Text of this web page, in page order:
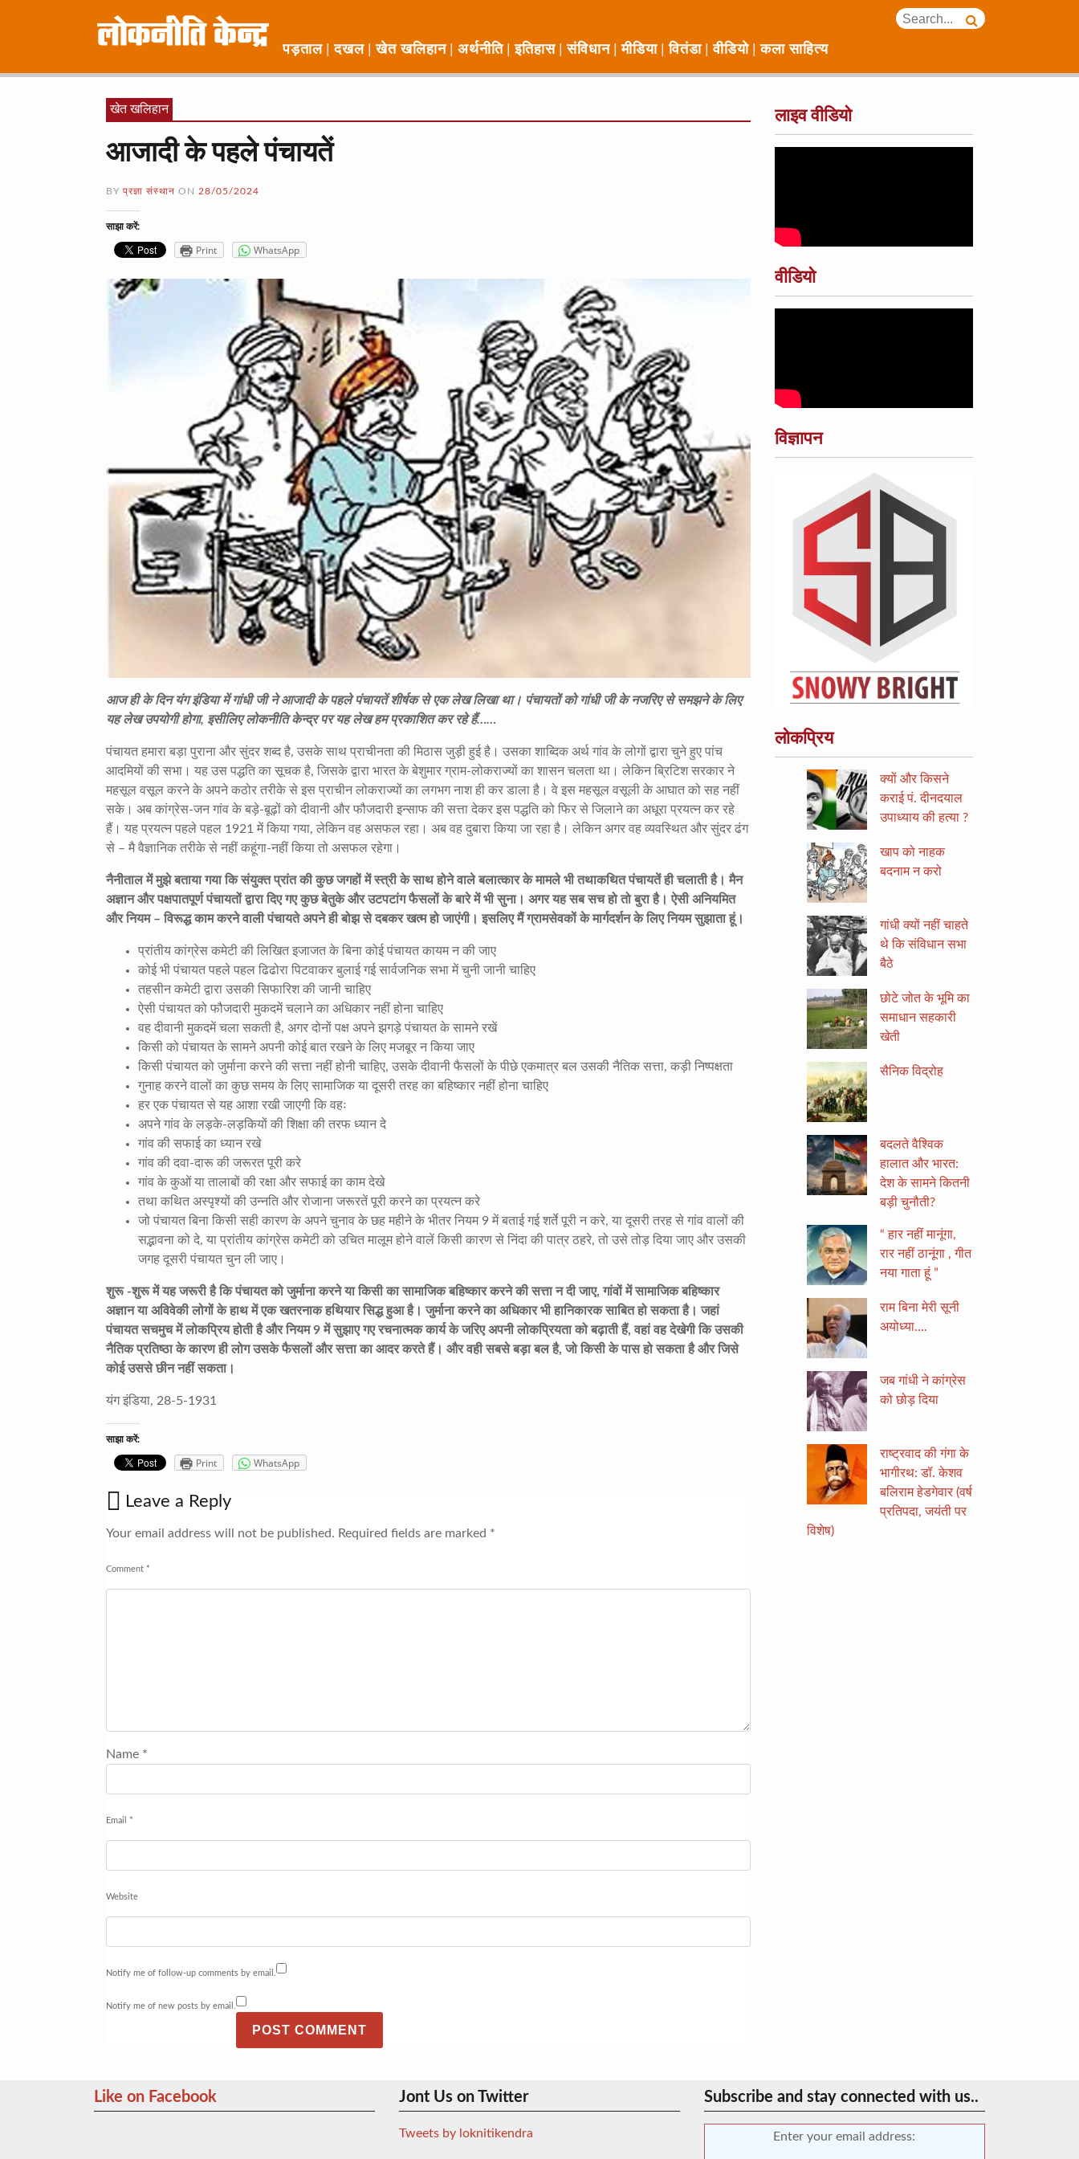
पड़ताल दखल खेत खलिहान अर्थनीति इतिहास संविधान मीडिया वितंडा वीडियो कला साहित्य
खेत खलिहान
आजादी के पहले पंचायतें
BY प्रज्ञा संस्थान ON 28/05/2024
साझा करें:
Print WhatsApp
आज ही के दिन यंग इंडिया में गांधी जी ने आजादी के पहले पंचायतें शीर्षक से एक लेख लिखा था। पंचायतों को गांधी जी के नजरिए से समझने के लिए
यह लेख उपयोगी होगा, इसीलिए लोकनीति केन्द्र पर यह लेख हम प्रकाशित कर रहे हैं……
पंचायत हमारा बड़ा पुराना और सुंदर शब्द है, उसके साथ प्राचीनता की मिठास जुड़ी हुई है। उसका शाब्दिक अर्थ गांव के लोगों द्वारा चुने हुए पांच
आदमियों की सभा। यह उस पद्धति का सूचक है, जिसके द्वारा भारत के बेशुमार ग्राम-लोकराज्यों का शासन चलता था। लेकिन ब्रिटिश सरकार ने
महसूल वसूल करने के अपने कठोर तरीके से इस प्राचीन लोकराज्यों का लगभग नाश ही कर डाला है। वे इस महसूल वसूली के आघात को सह नहीं
सके। अब कांग्रेस-जन गांव के बड़े-बूढ़ों को दीवानी और फौजदारी इन्साफ की सत्ता देकर इस पद्धति को फिर से जिलाने का अधूरा प्रयत्न कर रहे
हैं। यह प्रयत्न पहले पहल 1921 में किया गया, लेकिन वह असफल रहा। अब वह दुबारा किया जा रहा है। लेकिन अगर वह व्यवस्थित और सुंदर ढंग
से – मै वैज्ञानिक तरीके से नहीं कहूंगा-नहीं किया तो असफल रहेगा।
नैनीताल में मुझे बताया गया कि संयुक्त प्रांत की कुछ जगहों में स्त्री के साथ होने वाले बलात्कार के मामले भी तथाकथित पंचायतें ही चलाती है। मैन
अज्ञान और पक्षपातपूर्ण पंचायतों द्वारा दिए गए कुछ बेतुके और उटपटांग फैसलों के बारे में भी सुना। अगर यह सब सच हो तो बुरा है। ऐसी अनियमित
और नियम – विरूद्ध काम करने वाली पंचायते अपने ही बोझ से दबकर खत्म हो जाएंगी। इसलिए मैं ग्रामसेवकों के मार्गदर्शन के लिए नियम सुझाता हूं।
प्रांतीय कांग्रेस कमेटी की लिखित इजाजत के बिना कोई पंचायत कायम न की जाए
कोई भी पंचायत पहले पहल ढिढोरा पिटवाकर बुलाई गई सार्वजनिक सभा में चुनी जानी चाहिए
तहसीन कमेटी द्वारा उसकी सिफारिश की जानी चाहिए
ऐसी पंचायत को फौजदारी मुकदमें चलाने का अधिकार नहीं होना चाहिए
वह दीवानी मुकदमें चला सकती है, अगर दोनों पक्ष अपने झगड़े पंचायत के सामने रखें
किसी को पंचायत के सामने अपनी कोई बात रखने के लिए मजबूर न किया जाए
किसी पंचायत को जुर्माना करने की सत्ता नहीं होनी चाहिए, उसके दीवानी फैसलों के पीछे एकमात्र बल उसकी नैतिक सत्ता, कड़ी निष्पक्षता
गुनाह करने वालों का कुछ समय के लिए सामाजिक या दूसरी तरह का बहिष्कार नहीं होना चाहिए
हर एक पंचायत से यह आशा रखी जाएगी कि वहः
अपने गांव के लड़के-लड़कियों की शिक्षा की तरफ ध्यान दे
गांव की सफाई का ध्यान रखे
गांव की दवा-दारू की जरूरत पूरी करे
गांव के कुओं या तालाबों की रक्षा और सफाई का काम देखे
तथा कथित अस्पृश्यों की उन्नति और रोजाना जरूरतें पूरी करने का प्रयत्न करे
जो पंचायत बिना किसी सही कारण के अपने चुनाव के छह महीने के भीतर नियम 9 में बताई गई शर्ते पूरी न करे, या दूसरी तरह से गांव वालों की
सद्भावना को दे, या प्रांतीय कांग्रेस कमेटी को उचित मालूम होने वालें किसी कारण से निंदा की पात्र ठहरे, तो उसे तोड़ दिया जाए और उसकी
जगह दूसरी पंचायत चुन ली जाए।
शुरू -शुरू में यह जरूरी है कि पंचायत को जुर्माना करने या किसी का सामाजिक बहिष्कार करने की सत्ता न दी जाए, गांवों में सामाजिक बहिष्कार
अज्ञान या अविवेकी लोगों के हाथ में एक खतरनाक हथियार सिद्ध हुआ है। जुर्माना करने का अधिकार भी हानिकारक साबित हो सकता है। जहां
पंचायत सचमुच में लोकप्रिय होती है और नियम 9 में सुझाए गए रचनात्मक कार्य के जरिए अपनी लोकप्रियता को बढ़ाती हैं, वहां वह देखेगी कि उसकी
नैतिक प्रतिष्ठा के कारण ही लोग उसके फैसलों और सत्ता का आदर करते हैं। और वही सबसे बड़ा बल है, जो किसी के पास हो सकता है और जिसे
कोई उससे छीन नहीं सकता।
यंग इंडिया, 28-5-1931
साझा करें:
Print WhatsApp
Leave a Reply
Your email address will not be published. Required fields are marked *
Comment *
Name *
Email *
Website
Notify me of follow-up comments by email.
Notify me of new posts by email.
लाइव वीडियो
वीडियो
विज्ञापन
लोकप्रिय
क्यों और किसने
कराई पं. दीनदयाल
उपाध्याय की हत्या ?
खाप को नाहक
बदनाम न करो
गांधी क्यों नहीं चाहते
थे कि संविधान सभा
बैठे
छोटे जोत के भूमि का
समाधान सहकारी
खेती
सैनिक विद्रोह
बदलते वैश्विक
हालात और भारत:
देश के सामने कितनी
बड़ी चुनौती?
“ हार नहीं मानूंगा,
रार नहीं ठानूंगा , गीत
नया गाता हूं ”
राम बिना मेरी सूनी
अयोध्या….
जब गांधी ने कांग्रेस
को छोड़ दिया
राष्ट्रवाद की गंगा के
भागीरथ: डॉ. केशव
बलिराम हेडगेवार (वर्ष
प्रतिपदा, जयंती पर
विशेष)
Like on Facebook Jont Us on Twitter
Tweets by loknitikendra
Subscribe and stay connected with us..
Enter your email address: